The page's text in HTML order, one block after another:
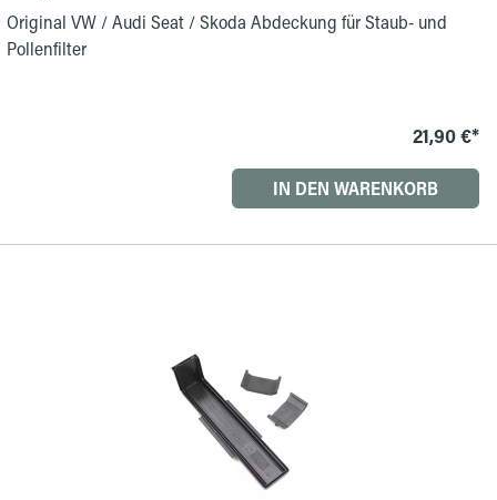
Original VW / Audi Seat / Skoda Abdeckung für Staub- und
Pollenfilter
21,90 €*
IN DEN WARENKORB